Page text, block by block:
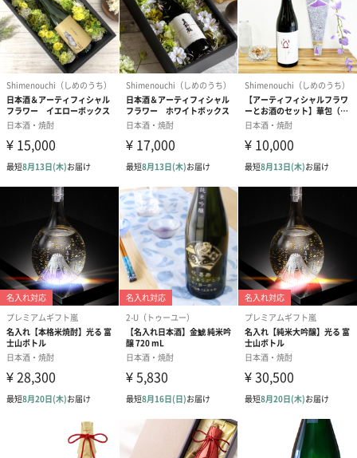
■精米歩合：60％（半分近く米を削って雑味を除いた）
■アルコール度数：12度（やや軽め）
■日本酒度：-30（甘口）
■酸度：4.8（高め）
■地域：埼玉県深谷市
■生産者：滝澤酒造
Shimenouchi（しめのうち）
歴史ある老舗酒屋
「しめのうち」は府中市で天保14年に創業した170年の歴史ある
老舗酒屋。店主は、日本酒利き酒師・酒匠・ワインソムリエの資
格を持ち、日本全国の美味しいお酒に精通しております。知られ
ざる美味しいお酒を皆様にお届けするのを楽しみにしておりま
す。
お酒の好きな方へ感謝の贈り物に
お酒が好きな方や海外の方への特別な贈り物へ。